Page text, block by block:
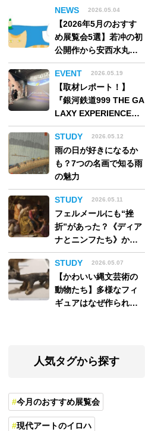
NEWS 2026.05.04
【2026年5月のおすす
め展覧会5選】若冲の初
公開作から安西水丸の
世界、そしてゴッホ
《夜のカフェテラス》
まで
EVENT 2026.05.19
【取材レポート！】
『銀河鉄道999 THE GA
LAXY EXPERIENCE
あの旅は、まだ続いて
いる。』999号に乗り銀
河へ旅立つ。“観る”か
ら“体験する”展覧会
【角川武蔵野ミュージ
アム】
STUDY 2026.05.12
雨の日が好きになるか
も？7つの名画で知る雨
の魅力
STUDY 2026.05.11
フェルメールにも“挫
折”があった？《ディア
ナとニンフたち》から
読み解く巨匠の夢
STUDY
2026.05.07
【かわいい縄文芸術の
動物たち】多様なフィ
ギュアはなぜ作られ
人気タグから探す
今月のおすすめ展覧会
現代アートのイロハ